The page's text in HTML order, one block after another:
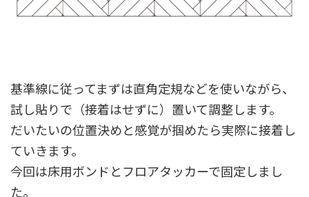
基準線に従ってまずは直角定規などを使いながら、
試し貼りで（接着はせずに）置いて調整します。
だいたいの位置決めと感覚が掴めたら実際に接着し
ていきます。
今回は床用ボンドとフロアタッカーで固定しまし
た。